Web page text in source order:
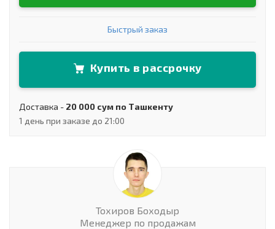
Быстрый заказ
Купить в рассрочку
Доставка - 20 000 сум по Ташкенту
1 день при заказе до 21:00
Тохиров Боходыр
Менеджер по продажам